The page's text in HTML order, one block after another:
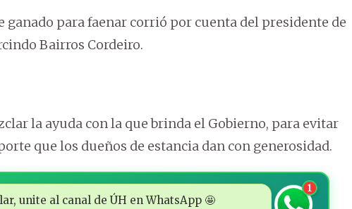
ganado para faenar corrió por cuenta del presidente de
Bairros Cordeiro.
la ayuda con la que brinda el Gobierno, para evitar
que los dueños de estancia dan con generosidad.
unite al canal de ÚH en WhatsApp 🤩
1